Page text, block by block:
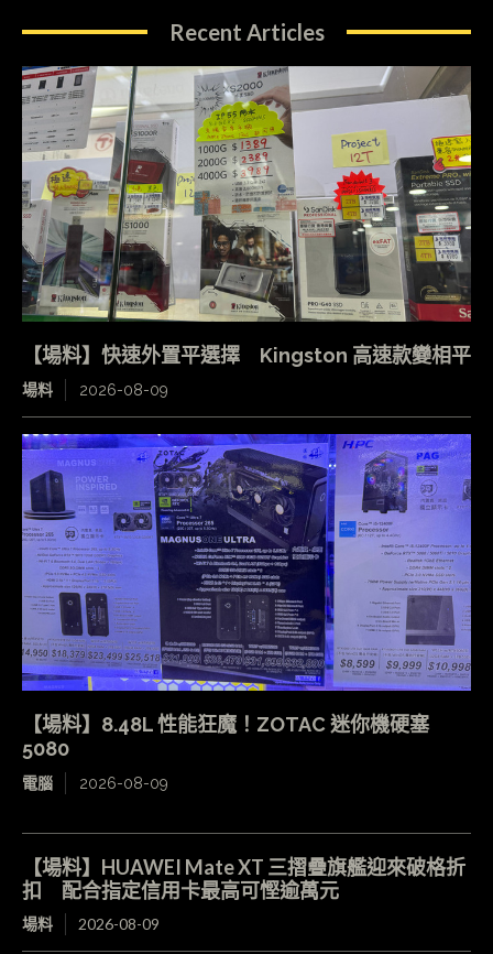
Recent Articles
【場料】快速外置平選擇 Kingston 高速款變相平
場料 2026-08-09
【場料】8.48L 性能狂魔！ZOTAC 迷你機硬塞
5080
電腦 2026-08-09
【場料】HUAWEI Mate XT 三摺疊旗艦迎來破格折
扣 配合指定信用卡最高可慳逾萬元
場料 2026-08-09